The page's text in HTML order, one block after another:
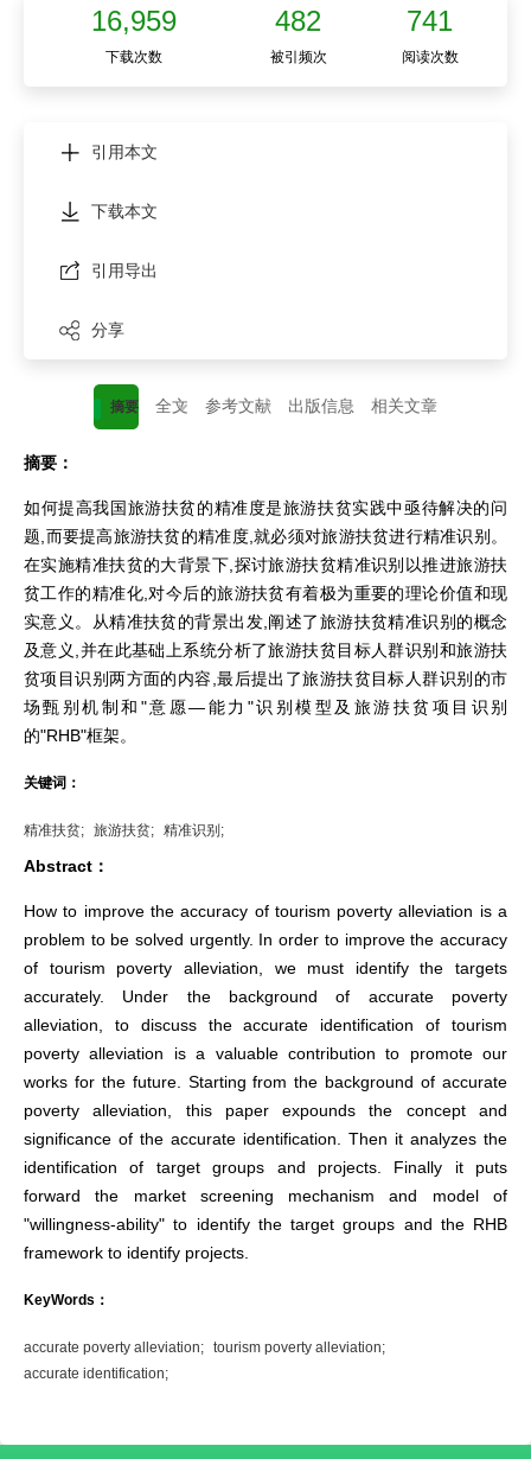
16,959 482 741
下载次数 被引频次 阅读次数
引用本文
下载本文
引用导出
分享
摘要 全文 参考文献 出版信息 相关文章
摘要：
如何提高我国旅游扶贫的精准度是旅游扶贫实践中亟待解决的问
题,而要提高旅游扶贫的精准度,就必须对旅游扶贫进行精准识别。
在实施精准扶贫的大背景下,探讨旅游扶贫精准识别以推进旅游扶
贫工作的精准化,对今后的旅游扶贫有着极为重要的理论价值和现
实意义。从精准扶贫的背景出发,阐述了旅游扶贫精准识别的概念
及意义,并在此基础上系统分析了旅游扶贫目标人群识别和旅游扶
贫项目识别两方面的内容,最后提出了旅游扶贫目标人群识别的市
场甄别机制和"意愿—能力"识别模型及旅游扶贫项目识别
的"RHB"框架。
关键词：
精准扶贫; 旅游扶贫; 精准识别;
Abstract：
How to improve the accuracy of tourism poverty alleviation is a
problem to be solved urgently. In order to improve the accuracy
of tourism poverty alleviation, we must identify the targets
accurately. Under the background of accurate poverty
alleviation, to discuss the accurate identification of tourism
poverty alleviation is a valuable contribution to promote our
works for the future. Starting from the background of accurate
poverty alleviation, this paper expounds the concept and
significance of the accurate identification. Then it analyzes the
identification of target groups and projects. Finally it puts
forward the market screening mechanism and model of
"willingness-ability" to identify the target groups and the RHB
framework to identify projects.
KeyWords：
accurate poverty alleviation; tourism poverty alleviation;
accurate identification;